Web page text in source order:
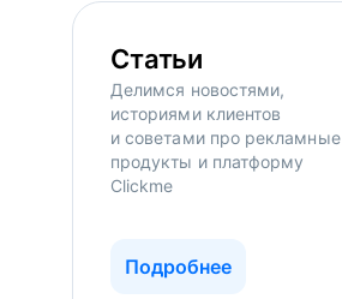
Статьи
Делимся новостями,
историями клиентов
и советами про рекламные
продукты и платформу
Clickme
Подробнее